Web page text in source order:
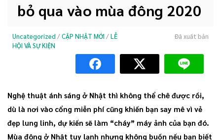
bỏ qua vào mùa đông 2020
Uncategorized /CẬP NHẬT MỚI /LỄ
HỘI VÀ SỰ KIỆN
Đã xuất bản
Nghệ thuật ánh sáng ở Nhật thì không thể chê được rồi,
dù là nơi vào cổng miễn phí cũng khiến bạn say mê vì vẻ
đẹp lung linh, dự kiến sẽ làm “cháy” máy ảnh của bạn đó.
Mùa đông ở Nhật tuy lạnh nhưng không buồn nếu bạn biết